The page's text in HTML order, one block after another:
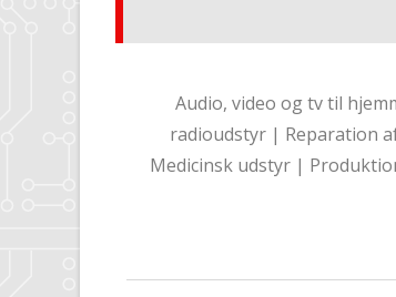
Audio, video og tv til
radioudstyr | Reparation
Medicinsk udstyr |